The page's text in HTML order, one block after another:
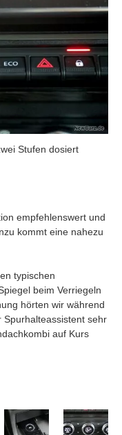
Stufen dosiert
empfehlenswert und
kommt eine nahezu
typischen
beim Verriegeln
hörten wir während
Spurhalteassistent sehr
auf Kurs